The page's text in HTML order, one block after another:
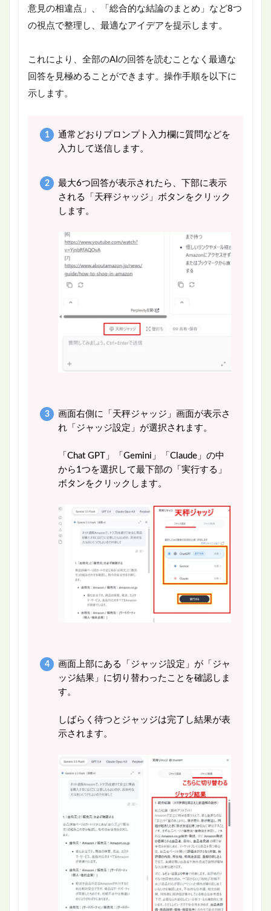
意見の相違点」、「総合的な結論のまとめ」など8つ
の視点で整理し、最適なアイデアを提示します。
これにより、全部のAIの回答を読むことなく最適な
回答を見極めることができます。操作手順を以下に
示します。
通常どおりプロンプト入力欄に質問などを
入力して送信します。
最大6つ回答が表示されたら、下部に表示
される「天秤ジャッジ」ボタンをクリック
します。
画面右側に「天秤ジャッジ」画面が表示さ
れ「ジャッジ設定」が選択されます。
「Chat GPT」「Gemini」「Claude」の中
から1つを選択して最下部の「実行する」
ボタンをクリックします。
画面上部にある「ジャッジ設定」が「ジャ
ッジ結果」に切り替わったことを確認しま
す。
しばらく待つとジャッジは完了し結果が表
示されます。